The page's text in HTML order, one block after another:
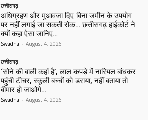
छत्तीसगढ़
अधिग्रहण और मुआवजा दिए बिना जमीन के उपयोग
पर नहीं लगाई जा सकती रोक… छत्तीसगढ़ हाईकोर्ट ने
क्यों कहा ऐसा जानिए…
Swadha - August 4, 2026
छत्तीसगढ़
‘सोने की बाली कहां है’, लाल कपड़े में नारियल बांधकर
पहुंची टीचर, स्कूली बच्चों को डराया, नहीं बताया तो
बीमार हो जाओगे…
Swadha - August 4, 2026